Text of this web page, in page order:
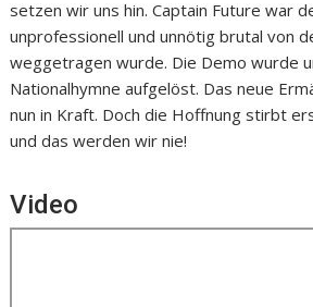
setzen wir uns hin. Captain Future war
unprofessionell und unnötig brutal von
weggetragen wurde. Die Demo wurde
Nationalhymne aufgelöst. Das neue
nun in Kraft. Doch die Hoffnung stirbt
und das werden wir nie!
Video